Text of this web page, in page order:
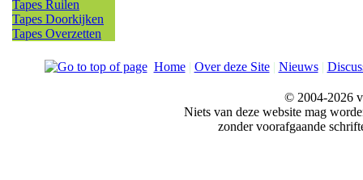
Tapes Ruilen
Tapes Doorkijken
Tapes Overzetten
Home| Over deze Site| Nieuws|
© 2004-2026
Niets van deze website mag
zonder voorafgaande